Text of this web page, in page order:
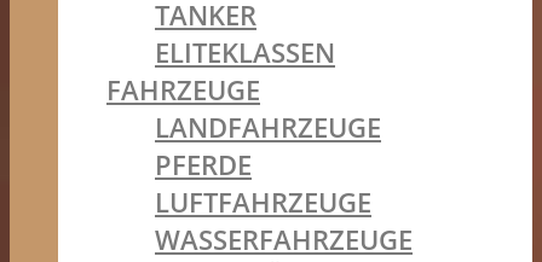
TANKER
ELITEKLASSEN
FAHRZEUGE
LANDFAHRZEUGE
PFERDE
LUFTFAHRZEUGE
WASSERFAHRZEUGE